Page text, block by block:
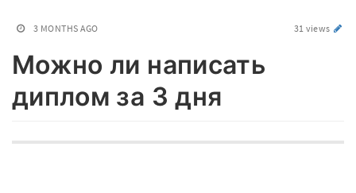
3 MONTHS AGO 31 views
Можно ли написать
диплом за 3 дня